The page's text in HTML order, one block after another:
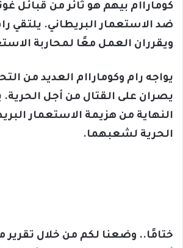
كوماراام بيهم هو ثائر من قبائل
ضد الاستعمار البريطاني. يلتقي
ويقرران العمل معًا لمحاربة
يواجه رام وكوماراام العديد من
يصران على القتال من أجل الحرية.
النهاية من هزيمة الاستعمار
الحرية لشعبهما.
ختامًا.. وضعنا لكم من خلال